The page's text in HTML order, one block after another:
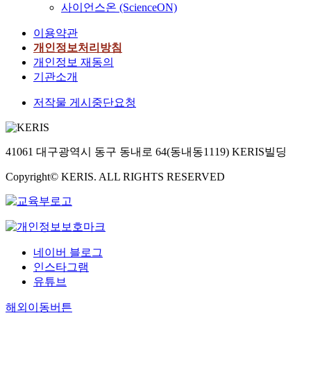
사이언스온 (ScienceON)
이용약관
개인정보처리방침
개인정보 재동의
기관소개
저작물 게시중단요청
41061 대구광역시 동구 동내로 64(동내동1119) KERIS빌딩
Copyright© KERIS. ALL RIGHTS RESERVED
네이버 블로그
인스타그램
유튜브
해외이동버튼